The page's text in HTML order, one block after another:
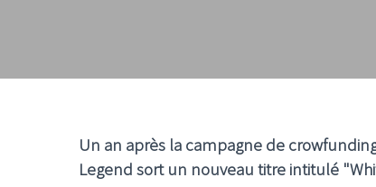
Un an après la campagne de
Legend sort un nouveau titre intitulé